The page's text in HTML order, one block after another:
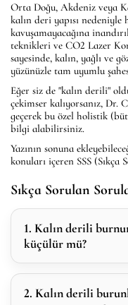
Orta Doğu, Akdeniz veya
kalın deri yapısı
kavuşamayacağına
teknikleri ve CO2 Lazer
sayesinde, kalın, yağlı ve
yüzünüzle tam uyumlu
Eğer siz de "kalın derili"
çekimser kalıyorsanız,
geçerek bu özel holistik
bilgi alabilirsiniz.
Yazının sonuna
konuları içeren SSS
Sıkça Sorulan
1. Kalın derili
küçülür mü?
2. Kalın derili